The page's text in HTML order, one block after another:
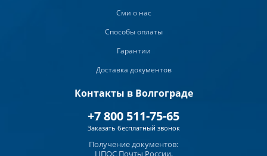
Сми о нас
Способы оплаты
Гарантии
Доставка документов
Контакты в Волгограде
+7 800 511-75-65
Заказать бесплатный звонок
Получение документов:
ЦПОС Почты России,